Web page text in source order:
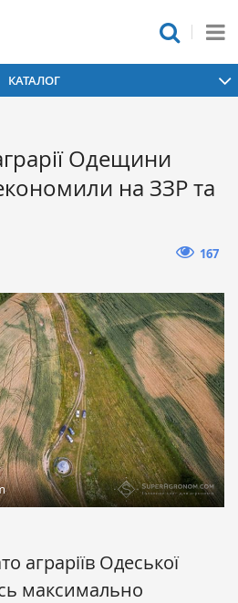
КАТАЛОГ
Одещини
на ЗЗР та
167
аграріїв Одеської
максимально